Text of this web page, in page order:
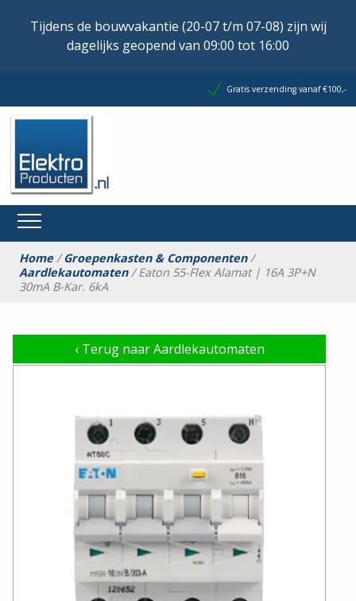
Tijdens de bouwvakantie (20-07 t/m 07-08) zijn wij
dagelijks geopend van 09:00 tot 16:00
Gratis verzending vanaf €100,-
Home/Groepenkasten & Componenten/
Aardlekautomaten/ Eaton 55-Flex Alamat | 16A 3P+N
30mA B-Kar. 6kA
‹Terug naar Aardlekautomaten